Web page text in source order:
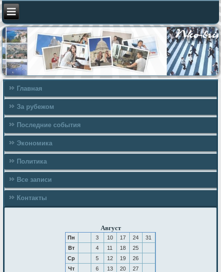
Главная
За рубежом
Последние события
Экономика
Политика
Все записи
Контакты
Август
Пн 3 10 17 24
31
Вт
4 11 18
25
Ср
5 12 19
26
Чт
6 13 20
27